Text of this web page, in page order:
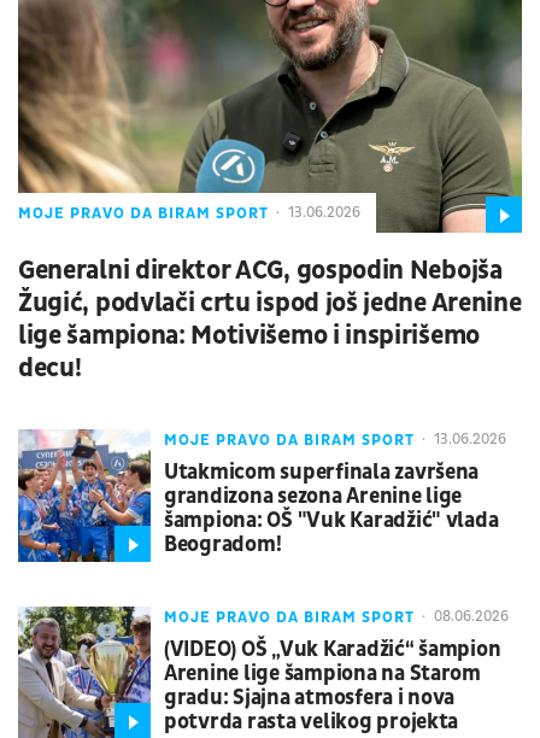
MOJE PRAVO DA BIRAM SPORT 13.06.2026
Generalni direktor ACG, gospodin Nebojša
Žugić, podvlači crtu ispod još jedne Arenine
lige šampiona: Motivišemo i inspirišemo
decu!
MOJE PRAVO DA BIRAM SPORT 13.06.2026
Utakmicom superfinala završena
grandizona sezona Arenine lige
šampiona: OŠ "Vuk Karadžić" vlada
Beogradom!
MOJE PRAVO DA BIRAM SPORT 08.06.2026
(VIDEO) OŠ „Vuk Karadžić“ šampion
Arenine lige šampiona na Starom
gradu: Sjajna atmosfera i nova
potvrda rasta velikog projekta